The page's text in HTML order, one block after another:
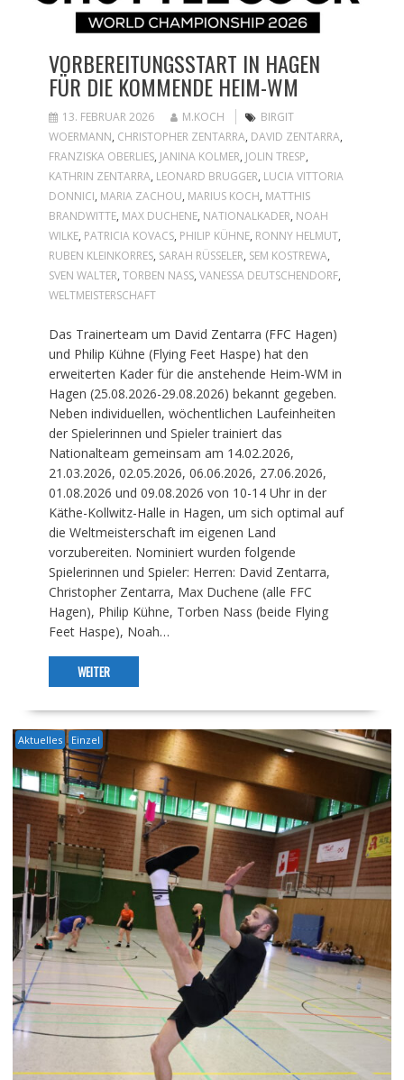
VORBEREITUNGSSTART IN HAGEN
FÜR DIE KOMMENDE HEIM-WM
13. FEBRUAR 2026 M.KOCH
BIRGIT
WOERMANN, CHRISTOPHER ZENTARRA, DAVID ZENTARRA,
FRANZISKA OBERLIES, JANINA KOLMER, JOLIN TRESP,
KATHRIN ZENTARRA, LEONARD BRUGGER, LUCIA VITTORIA
DONNICI, MARIA ZACHOU, MARIUS KOCH, MATTHIS
BRANDWITTE, MAX DUCHENE, NATIONALKADER, NOAH
WILKE, PATRICIA KOVACS, PHILIP KÜHNE, RONNY HELMUT,
RUBEN KLEINKORRES, SARAH RÜSSELER, SEM KOSTREWA,
SVEN WALTER, TORBEN NASS, VANESSA DEUTSCHENDORF,
WELTMEISTERSCHAFT
Das Trainerteam um David Zentarra (FFC Hagen)
und Philip Kühne (Flying Feet Haspe) hat den
erweiterten Kader für die anstehende Heim-WM in
Hagen (25.08.2026-29.08.2026) bekannt gegeben.
Neben individuellen, wöchentlichen Laufeinheiten
der Spielerinnen und Spieler trainiert das
Nationalteam gemeinsam am 14.02.2026,
21.03.2026, 02.05.2026, 06.06.2026, 27.06.2026,
01.08.2026 und 09.08.2026 von 10-14 Uhr in der
Käthe-Kollwitz-Halle in Hagen, um sich optimal auf
die Weltmeisterschaft im eigenen Land
vorzubereiten. Nominiert wurden folgende
Spielerinnen und Spieler: Herren: David Zentarra,
Christopher Zentarra, Max Duchene (alle FFC
Hagen), Philip Kühne, Torben Nass (beide Flying
Feet Haspe), Noah…
WEITER
Aktuelles Einzel